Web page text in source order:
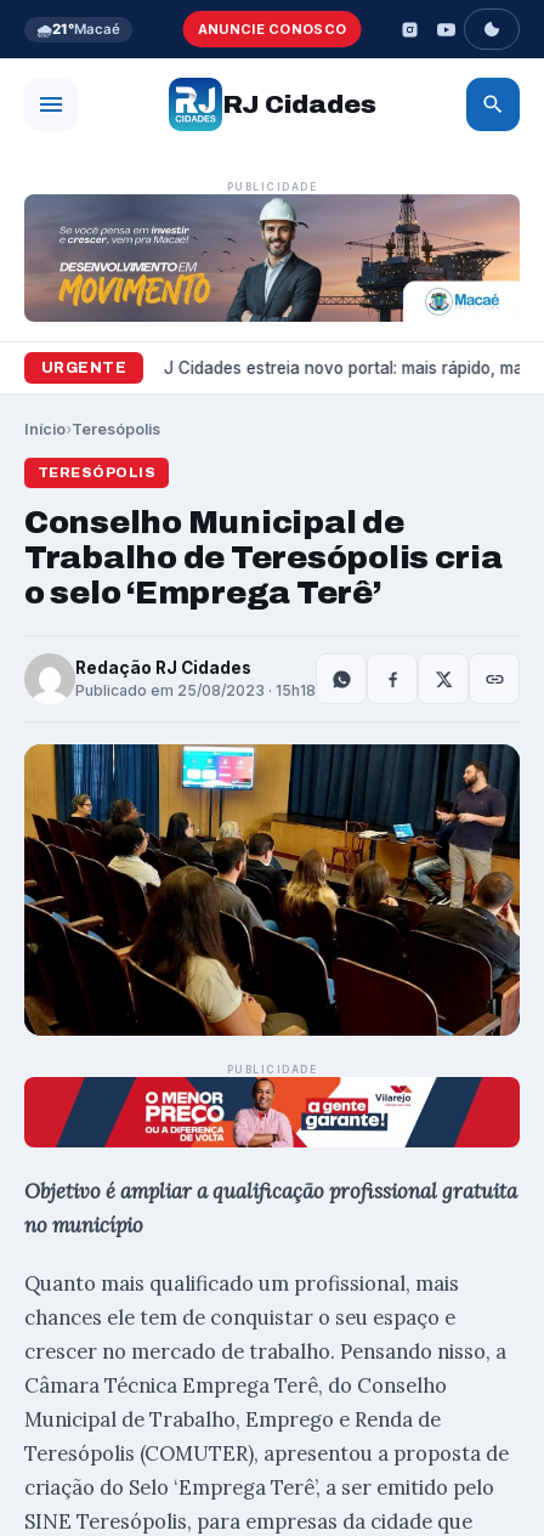
🌧️21°Macaé ANUNCIE CONOSCO
RJ Cidades
PUBLICIDADE
URGENTE
Variedades RJ Cidades estreia novo portal: mais rápido, mais
Início›Teresópolis
TERESÓPOLIS
Conselho Municipal de
Trabalho de Teresópolis cria
o selo ‘Emprega Terê’
Redação RJ Cidades
Publicado em 25/08/2023 · 15h18
PUBLICIDADE
Objetivo é ampliar a qualificação profissional gratuita
no município
Quanto mais qualificado um profissional, mais
chances ele tem de conquistar o seu espaço e
crescer no mercado de trabalho. Pensando nisso, a
Câmara Técnica Emprega Terê, do Conselho
Municipal de Trabalho, Emprego e Renda de
Teresópolis (COMUTER), apresentou a proposta de
criação do Selo ‘Emprega Terê’, a ser emitido pelo
SINE Teresópolis, para empresas da cidade que